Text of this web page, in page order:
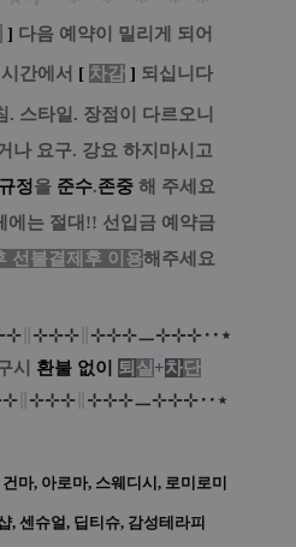
] 다음 예약이 밀리게 되어
간에서 [ 차감] 되십니다
. 스타일. 장점이 다르오니
나 요구. 강요 하지마시고
규정을 준수.존중 해 주세요
에는 절대!! 선입금 예약금
선불결제후 이용해주세요
⊹∥ ⊹⊹⊹∥ ⊹⊹⊹ㅡ⊹⊹⊹‥ ⋆
시 환불 없이 퇴 실 +차단
⊹ ⊹⊹⊹ ⊹⊹⊹ㅡ⊹⊹⊹‥ ⋆
건마, 아로마, 스웨디시, 로미로미
, 센슈얼, 딥티슈, 감성테라피